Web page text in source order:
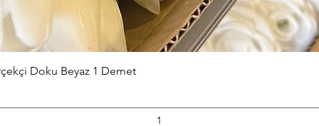
Doku Beyaz 1 Demet